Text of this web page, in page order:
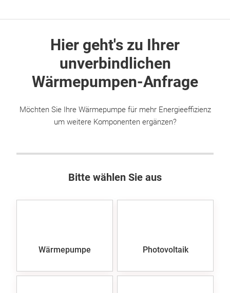
Hier geht's zu Ihrer
unverbindlichen
Wärmepumpen-Anfrage
Möchten Sie Ihre Wärmepumpe für mehr Energieeffizienz
um weitere Komponenten ergänzen?
Bitte wählen Sie aus
Wärmepumpe Photovoltaik